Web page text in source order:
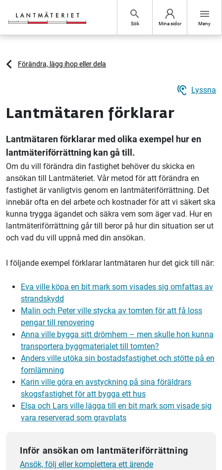
search
Sök Mina sidor
menu
Meny
Förändra, lägg ihop eller dela
hearing Lyssna
Lantmätaren förklarar
Lantmätaren förklarar med olika exempel hur en
lantmäteriförrättning kan gå till.
Om du vill förändra din fastighet behöver du skicka en
ansökan till Lantmäteriet. Vår metod för att förändra en
fastighet är vanligtvis genom en lantmäteriförrättning. Det
innebär ofta en del arbete och kostnader för att vi säkert ska
kunna trygga ägandet och säkra vem som äger vad. Hur en
lantmäteriförrättning går till beror på hur din situation ser ut
och vad du vill uppnå med din ansökan.
I följande exempel förklarar lantmätaren hur det gick till när:
Eva ville köpa en bit mark som visades sig omfattas av
strandskydd
Malin och Peter ville stycka av tomten för att få loss
pengar till renovering
Anna ville bygga sitt drömhem – men skulle hon kunna
transportera byggmaterialet till tomten?
Anders ville utöka sin bostadsfastighet och stötte på en
fornlämning
Karin ville göra en avstyckning på sina föräldrars
skogsfastighet för att bygga ett hus
Elsa och Lars ville lägga till en bit mark som visade sig
vara reserverad som gravplats
Inför ansökan om lantmäteriförrättning
Ansök, följ eller komplettera ett ärende